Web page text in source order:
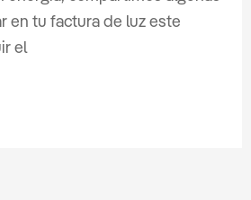
en tu factura de luz este
el